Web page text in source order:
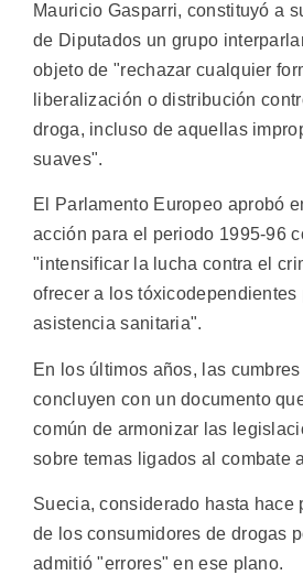
Mauricio Gasparri, constituyó a
de Diputados un grupo
objeto de "rechazar cualquier
liberalización o distribución
droga, incluso de aquellas
suaves".
El Parlamento Europeo aprobó
acción para el periodo 1995-96
"intensificar la lucha contra el
ofrecer a los tóxicodependientes
asistencia sanitaria".
En los últimos años, las
concluyen con un documento
común de armonizar las
sobre temas ligados al combate
Suecia, considerado hasta hace
de los consumidores de drogas
admitió "errores" en ese plano.